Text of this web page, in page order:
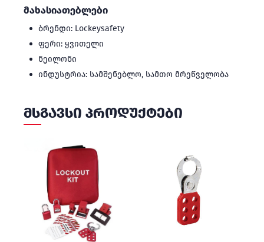
მახასიათებლები
ბრენდი: Lockeysafety
ფერი: ყვითელი
ნეილონი
ინდუსტრია: სამშენებლო, სამთო მრეწველობა
ᲛᲡᲒᲐᲕᲡᲘ ᲞᲠᲝᲓᲣᲥᲢᲔᲑᲘ